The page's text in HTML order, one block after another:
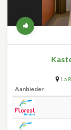
La
Aanbieder